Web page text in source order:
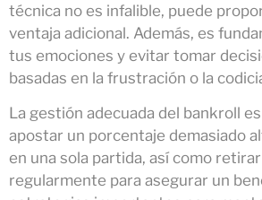
técnica no es infalible, puede
ventaja adicional. Además, es
tus emociones y evitar tomar
basadas en la frustración o la
La gestión adecuada del bankroll
apostar un porcentaje demasiado
en una sola partida, así como
regularmente para asegurar un